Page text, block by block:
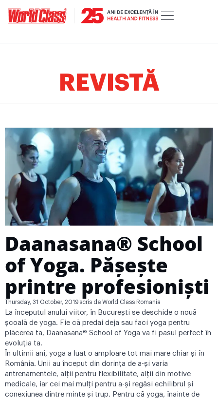
REVISTĂ
Daanasana® School
of Yoga. Pășește
printre profesioniști
Thursday, 31 October, 2019 scris de World Class Romania
La începutul anului viitor, în București se deschide o nouă
școală de yoga. Fie că predai deja sau faci yoga pentru
plăcerea ta, Daanasana® School of Yoga va fi pasul perfect în
evoluţia ta.
În ultimii ani, yoga a luat o amploare tot mai mare chiar și în
România. Unii au început din dorința de a-și varia
antrenamentele, alții pentru flexibilitate, alții din motive
medicale, iar cei mai mulți pentru a-și regăsi echilibrul și
conexiunea dintre minte și trup. Pentru că yoga, înainte de